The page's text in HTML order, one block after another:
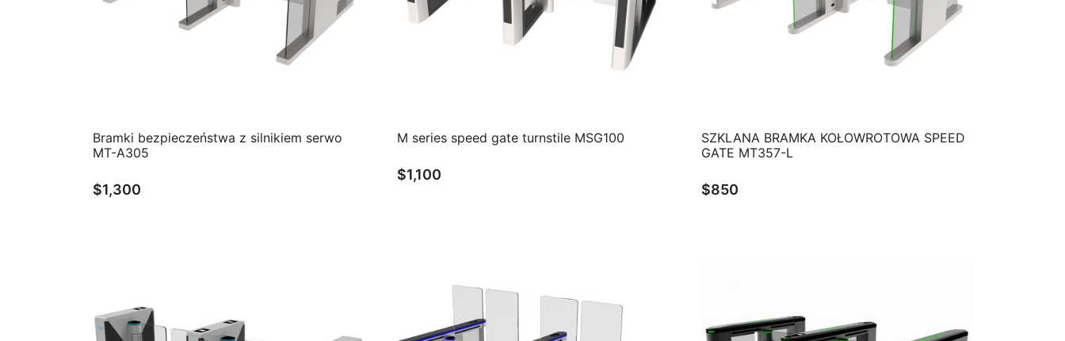
Bramki bezpieczeństwa z silnikiem serwo
MT-A305
$1,300
M series speed gate turnstile MSG100
$1,100
SZKLANA BRAMKA KOŁOWROTOWA SPEED
GATE MT357-L
$850